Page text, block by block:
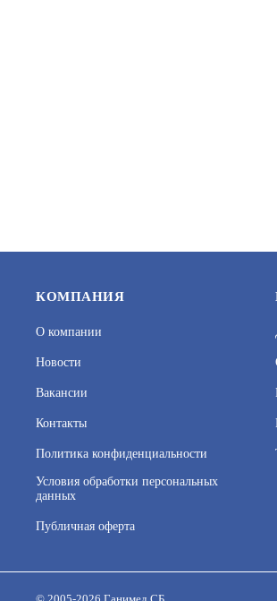
На нашем сайте используются
КОМПАНИЯ
О компании
Новости
Вакансии
Контакты
Политика конфиденциальности
Условия обработки персональных
данных
Публичная оферта